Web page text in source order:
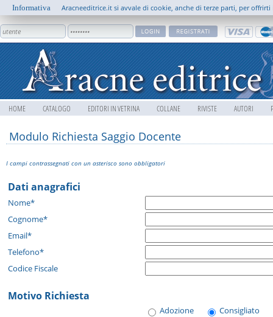
HOME CATALOGO EDITORI IN VETRINA COLLANE RIVISTE AUTORI
Modulo Richiesta Saggio Docente
I campi contrassegnati con un asterisco sono obbligatori
Dati anagrafici
Nome*
Cognome*
Email*
Telefono*
Codice Fiscale
Motivo Richiesta
Adozione Consigliato
Informativa Aracneeditrice.it si avvale di cookie, anche di terze parti, per